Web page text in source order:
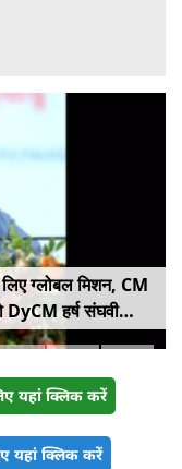
ग्लोबल मिशन, CM
DyCM हर्ष संघवी
का मोर्चा
यहां क्लिक करें
यहां क्लिक करें